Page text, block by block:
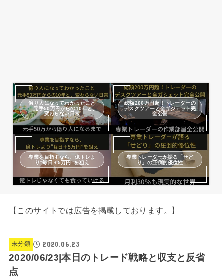
億り人になってわかったこと
— 元手50万円からの10年と、
変わらない日常
総額200万円超！トレーダーの
デスクツアーと全ガジェット完
全公開
専業を目指すなら、億トレよ
り“毎日＋5万円”を狙え
専業トレーダーが語る「せど
り」の圧倒的優位性
【このサイトでは広告を掲載しております。】
未分類 2020.06.23
2020/06/23|本日のトレード戦略と収支と反省
点